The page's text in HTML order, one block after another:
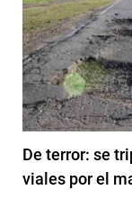
De terror: se
viales por el